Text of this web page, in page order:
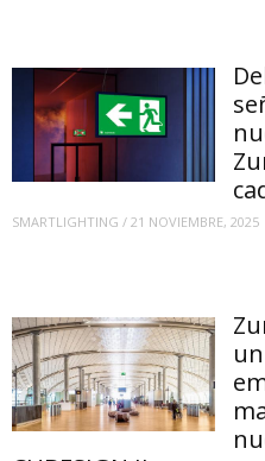
SMARTLIGHTING / 21 NOVIEMBRE, 2025